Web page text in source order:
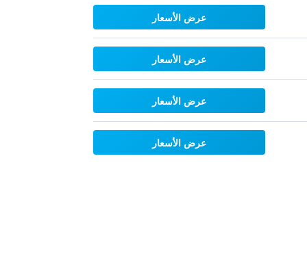
عرض الأسعار
عرض الأسعار
عرض الأسعار
عرض الأسعار